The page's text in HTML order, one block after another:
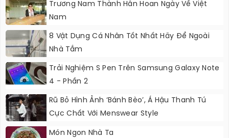
Trương Nam Thành Hân Hoan Ngày Về Việt
Nam
8 Vật Dụng Cá Nhân Tốt Nhất Hãy Để Ngoài
Nhà Tắm
Trải Nghiệm S Pen Trên Samsung Galaxy Note
4 - Phần 2
Rũ Bỏ Hình Ảnh ‘bánh Bèo’, Á Hậu Thanh Tú
Cực Chất Với Menswear Style
Món Ngon Nhà Ta